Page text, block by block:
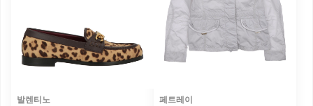
발렌티노 페트레이